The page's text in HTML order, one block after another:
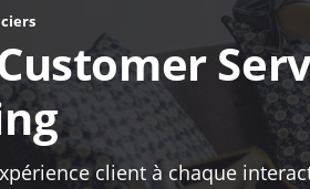
client à chaque